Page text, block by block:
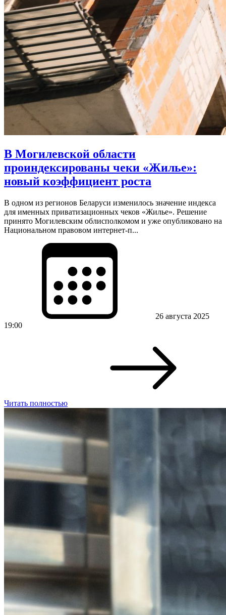
В Могилевской области
проиндексированы чеки «Жилье»:
новый коэффициент роста
В одном из регионов Беларуси изменилось значение индекса
для именных приватизационных чеков «Жилье». Решение
принято Могилевским облисполкомом и уже опубликовано на
Национальном правовом интернет-п...
26 августа 2025
19:00
Читать полностью